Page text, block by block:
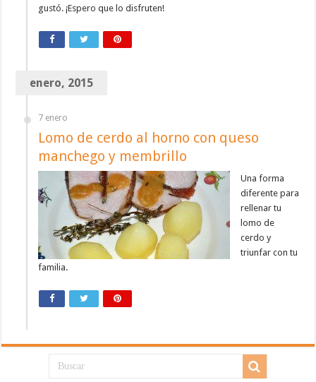
gustó. ¡Espero que lo disfruten!
enero, 2015
7 enero
Lomo de cerdo al horno con queso
manchego y membrillo
Una forma
diferente para
rellenar tu
lomo de
cerdo y
triunfar con tu
familia.